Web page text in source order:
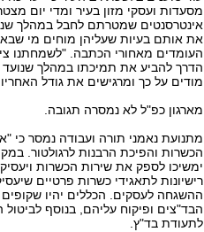
מסעדות ועסקי מזון בעיר ומדי יום
אינטרסנטים שמטרתם לחבל במהלך
את אותם בעיות שעליהן מוחים מי
העומדים מאחורי הכתבה. "לשמחתנו
הדרך להביע את תמיכתו במהלך שנועד
מודים על כך ומרגישים את גודל
מארגון כפ"ל לא נמסרה תגובה.
מתנועת נאמני תורה ועבודה נמסר כי
הכשרות והפיכת הרבנות לרגולטור.
ימשיכו לספק את שירות הכשרות
רישיונות לתאגידי כשרות פרטיים
ההשגחה לעסקים. הכללים יהיו
הבד"צים ופיקוח עליהם, בנוסף
לתעודת בד"ץ.